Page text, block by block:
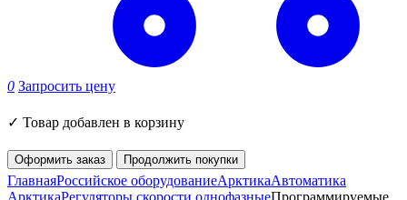
0 Запросить цену
✓ Товар добавлен в корзину
Оформить заказ Продолжить покупки
ГлавнаяРоссийское оборудованиеАрктикаАвтоматика